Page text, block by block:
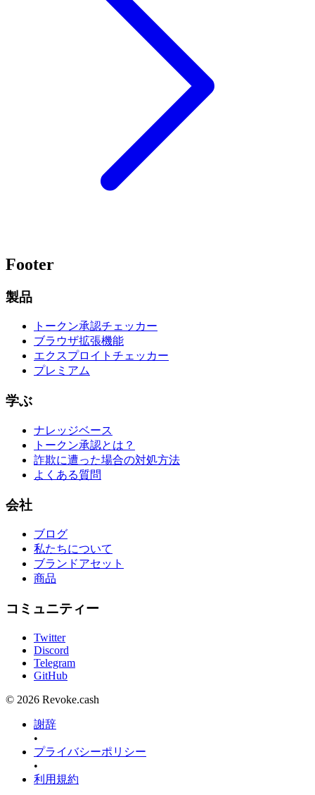
Footer
製品
トークン承認チェッカー
ブラウザ拡張機能
エクスプロイトチェッカー
プレミアム
学ぶ
ナレッジベース
トークン承認とは？
詐欺に遭った場合の対処方法
よくある質問
会社
ブログ
私たちについて
ブランドアセット
商品
コミュニティー
Twitter
Discord
Telegram
GitHub
© 2026 Revoke.cash
謝辞
•
プライバシーポリシー
•
利用規約